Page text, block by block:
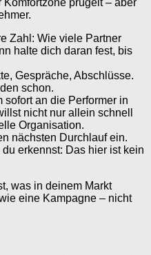
Zahl: Wie viele Partner
halte dich daran fest, bis
Gespräche, Abschlüsse.
schon.
sofort an die Performer in
nicht nur allein schnell
Organisation.
nächsten Durchlauf ein.
erkennst: Das hier ist kein
was in deinem Markt
eine Kampagne – nicht